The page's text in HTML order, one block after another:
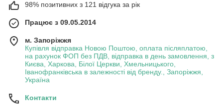
98% позитивних з 121 відгука за рік
Працює з 09.05.2014
м. Запоріжжя
Купівля відправка Новою Поштою, оплата післяплатою,
на рахунок ФОП без ПДВ, відправка в день замовлення, з
Києва, Харкова, Білої Церкви, Хмельницького,
Іванофранківська в залежності від бренду., Запоріжжя,
Україна
Контакти